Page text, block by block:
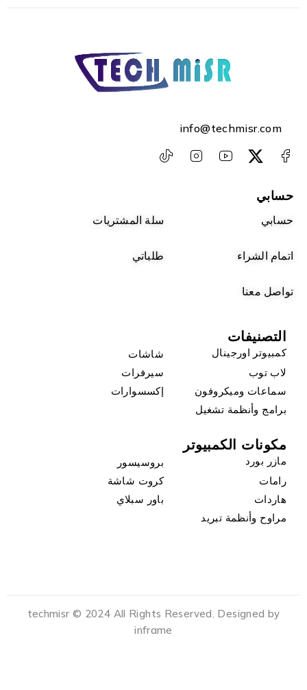
info@techmisr.com
حسابي
حسابي سلة المشتريات
اتمام الشراء طلباتي
تواصل معنا
التصنيفات
كمبيوتر اورجينال
شاشات
لاب توب
سيرفرات
سماعات وميكروفون
إكسسوارات
برامج وأنظمة تشغيل
مكونات الكمبيوتر
مازر بورد
بروسيسور
رامات
كروت شاشة
هاردات
باور سبلاي
مراوح وأنظمة تبريد
techmisr © 2024 All Rights Reserved. Designed by
inframe